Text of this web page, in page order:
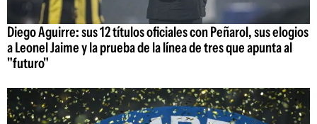
Diego Aguirre: sus 12 títulos oficiales con Peñarol, sus elogios
a Leonel Jaime y la prueba de la línea de tres que apunta al
"futuro"